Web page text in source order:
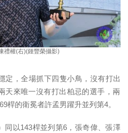
禮權(右)(鍾豐榮攝影)
定，全場抓下四隻小鳥，沒有打出
天來唯一沒有打出柏忌的選手， 兩
桿的衛冕者許孟男躍升並列第4。
同以143桿並列第6，張奇偉、張澤